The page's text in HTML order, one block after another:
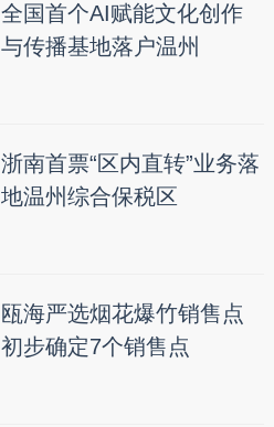
全国首个AI赋能文化创作
与传播基地落户温州
浙南首票“区内直转”业务落
地温州综合保税区
瓯海严选烟花爆竹销售点
初步确定7个销售点